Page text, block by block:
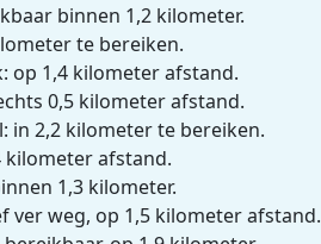
binnen 1,2 kilometer.
te bereiken.
op 1,4 kilometer afstand.
0,5 kilometer afstand.
in 2,2 kilometer te bereiken.
kilometer afstand.
1,3 kilometer.
ver weg, op 1,5 kilometer afstand.